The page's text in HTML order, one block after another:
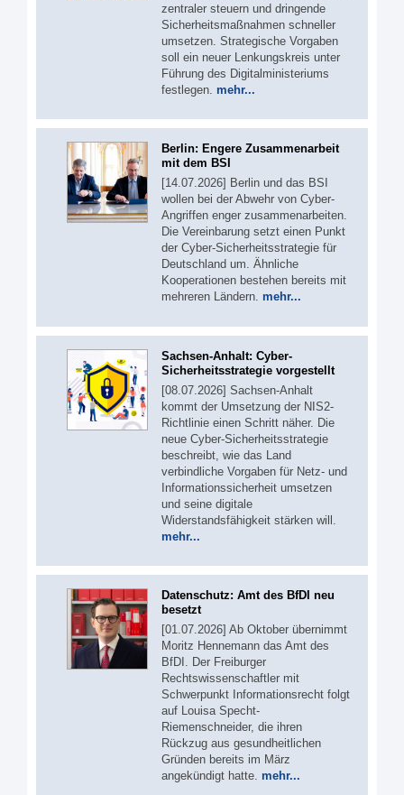
zentraler steuern und dringende
Sicherheitsmaßnahmen schneller
umsetzen. Strategische Vorgaben
soll ein neuer Lenkungskreis unter
Führung des Digitalministeriums
festlegen. mehr...
Berlin: Engere Zusammenarbeit
mit dem BSI
[14.07.2026] Berlin und das BSI
wollen bei der Abwehr von Cyber-
Angriffen enger zusammenarbeiten.
Die Vereinbarung setzt einen Punkt
der Cyber-Sicherheitsstrategie für
Deutschland um. Ähnliche
Kooperationen bestehen bereits mit
mehreren Ländern. mehr...
Sachsen-Anhalt: Cyber-
Sicherheitsstrategie vorgestellt
[08.07.2026] Sachsen-Anhalt
kommt der Umsetzung der NIS2-
Richtlinie einen Schritt näher. Die
neue Cyber-Sicherheitsstrategie
beschreibt, wie das Land
verbindliche Vorgaben für Netz- und
Informationssicherheit umsetzen
und seine digitale
Widerstandsfähigkeit stärken will.
mehr...
Datenschutz: Amt des BfDI neu
besetzt
[01.07.2026] Ab Oktober übernimmt
Moritz Hennemann das Amt des
BfDI. Der Freiburger
Rechtswissenschaftler mit
Schwerpunkt Informationsrecht folgt
auf Louisa Specht-
Riemenschneider, die ihren
Rückzug aus gesundheitlichen
Gründen bereits im März
angekündigt hatte. mehr...